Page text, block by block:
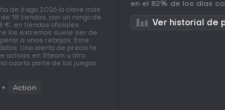
de 6 ago 2026 la clave más
18 tiendas, con un rango de
€, en tiendas oficiales
los extremos suele ser de
a unas rebajas. Este
Una alerta de precio te
activas en Steam u otro
cuarta parte de los juegos
Action
en el 82% de los días
Ver historial de